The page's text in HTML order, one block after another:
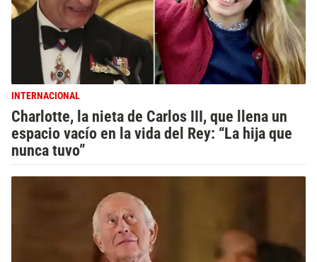
INTERNACIONAL
Charlotte, la nieta de Carlos III, que llena un
espacio vacío en la vida del Rey: “La hija que
nunca tuvo”